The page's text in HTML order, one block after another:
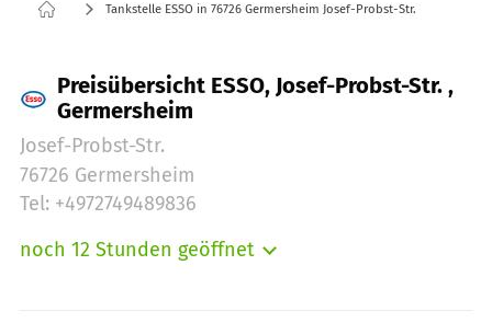
Tankstelle ESSO in 76726 Germersheim Josef-Probst-Str.
Preisübersicht ESSO, Josef-Probst-Str. ,
Germersheim
Josef-Probst-Str.
76726 Germersheim
Tel: +4972749489836
noch 12 Stunden geöffnet